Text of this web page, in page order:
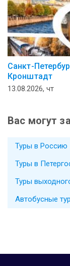
Санкт-
Кронштадт
13.08.2026, чт
Вас могут
Туры в Россию
Туры в
Туры
Автобусные